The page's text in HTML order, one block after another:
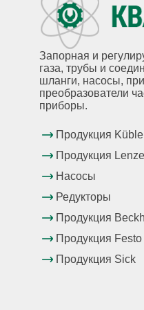
Запорная и
газа, трубы и
шланги, насосы,
преобразователи
приборы.
Продукция
Продукция Lenze
Насосы
Редукторы
Продукция
Продукция Festo
Продукция Sick